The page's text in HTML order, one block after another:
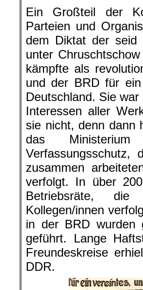
Ein Großteil der
Parteien und
dem Diktat der seid
unter Chruschtschow
kämpfte als
und der BRD für ein
Deutschland. Sie
Interessen aller
sie nicht, denn dann
das
Verfassungsschutz,
zusammen
verfolgt. In über
Betriebsräte,
Kollegen/innen
in der BRD wurden
geführt. Lange
Freundeskreise
DDR.